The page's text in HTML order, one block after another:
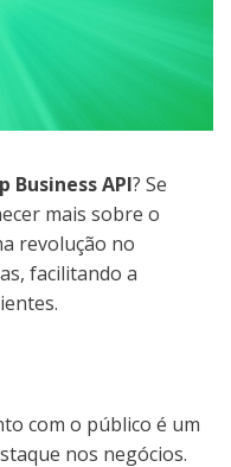
Business API? Se
mais sobre o
revolução no
facilitando a
com o público é um
nos negócios.